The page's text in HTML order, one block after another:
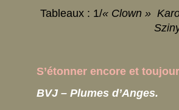
Tableaux : 1/« Clown »
S’étonner encore et
BVJ – Plumes d’Anges.